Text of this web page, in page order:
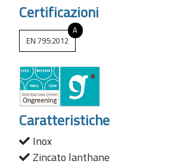
Certificazioni
A
EN 795:2012
Caratteristiche
Inox
Zincato lanthane